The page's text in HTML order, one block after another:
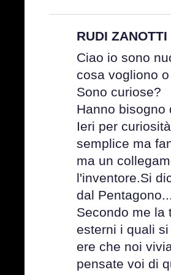
RUDI
Ciao io sono
cosa vogliono
Sono curiose?
Hanno bisogno
Ieri per
semplice ma
ma un
l'inventore.Si
dal Pentagono...
Secondo me la
esterni i quali
ere che noi
pensate voi di